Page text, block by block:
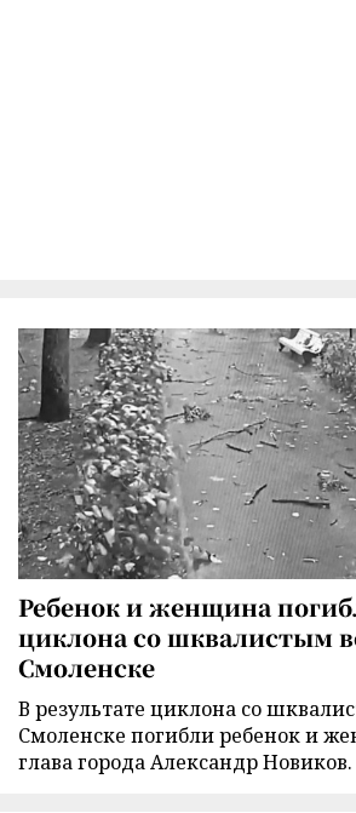
Ребенок и женщина
циклона со шквалистым
Смоленске
В результате циклона со
Смоленске погибли ребенок и
глава города Александр Новиков.